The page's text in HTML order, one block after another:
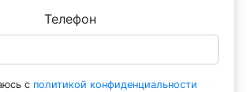
Телефон
с политикой конфиденциальности